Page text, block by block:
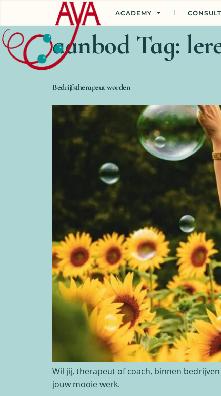
ACADEMY
aanbod Tag:
Bedrijfstherapeut worden
Wil jij, therapeut of coach, binnen
jouw mooie werk.